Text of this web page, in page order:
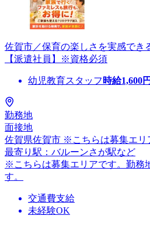
佐賀市／保育の楽しさを実感でき
【派遣社員】※資格必須
幼児教育スタッフ 時給1,600
勤務地
面接地
佐賀県佐賀市 ※こちらは募集エリ
最寄り駅：バルーンさが駅など
※こちらは募集エリアです。勤務
す。
交通費支給
未経験OK